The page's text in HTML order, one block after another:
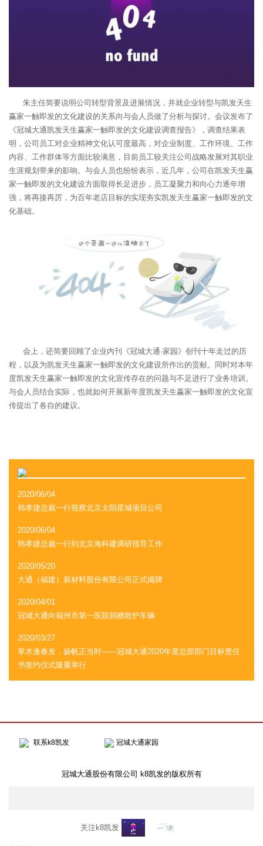
朱主任简要说明公司转型背景及进展情况，并就企业转型与凯发天生
赢家一触即发的文化建设的关系向与会人员做了分析与探讨。会议发布了
《冠城大通凯发天生赢家一触即发的文化建设调查报告》，调查结果表
明，公司员工对企业精神文化认可度最高，对企业制度、工作环境、工作
内容、工作群体等方面比较满意，目前员工较关注公司战略发展对其职业
生涯规划带来的影响。与会人员也纷纷表示，近几年，公司在凯发天生赢
家一触即发的文化建设方面取得长足进步，员工凝聚力和向心力逐年增
强，将再接再厉，为百年老店目标的实现夯实凯发天生赢家一触即发的文
化基础。
会上，还简要回顾了企业内刊《冠城大通·家园》创刊十年走过的历
程，以及为凯发天生赢家一触即发的文化建设所作出的贡献。同时对本年
度凯发天生赢家一触即发的文化宣传存在的问题与不足进行了业务培训。
与会人员结合实际，也就如何开展新年度凯发天生赢家一触即发的文化宣
传提出了各自的建议。
2020/06/04
韩孝捷总裁一行视察北京太阳星城项目公司
2020/06/04
韩孝捷总裁一行到北京海科建调研指导工作
2020/05/20
大通（福建）新材料股份有限公司正式揭牌
2020/04/01
冠城大通向福州市第一医院捐赠救护车辆
2020/03/27
草木逢春发，扬帆正当时——冠城大通2020年度总部部门目标责任
书签约仪式隆重举行
联系k8凯发 冠城大通家园
冠城大通股份有限公司 k8凯发的版权所有
关注k8凯发